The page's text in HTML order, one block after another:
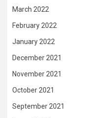
March 2022
February 2022
January 2022
December 2021
November 2021
October 2021
September 2021